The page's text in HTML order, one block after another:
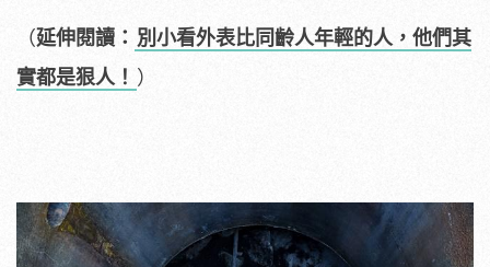
（延伸閱讀： 別小看外表比同齡人年輕的人，他們其
實都是狠人！ ）